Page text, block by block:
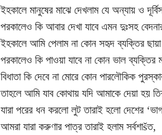
ইহকালে মানুষের মাঝে দেখলাম যে অন্যায় ও
পরকালেও কি আবার দেখা যাবে এমন দুঃসহ
ইহকালে আমি পেলাম না কোন সহৃদ ব্যক্তির ছায়া
পরকালেও কি পাওয়া যাবে না কোন ভাল ব্যক্তির
বিধাতা কি দেবে না মোরে কোন পারলৌকিক
তাহলে আমি যাব কোথায় যদি আমাকে দেয়া হয়
যারা পরের ধন করলো লুট তারাই হলো দেশের
আমরা যারা করুণার পাত্র তারাই হলাম সর্বশাšত,